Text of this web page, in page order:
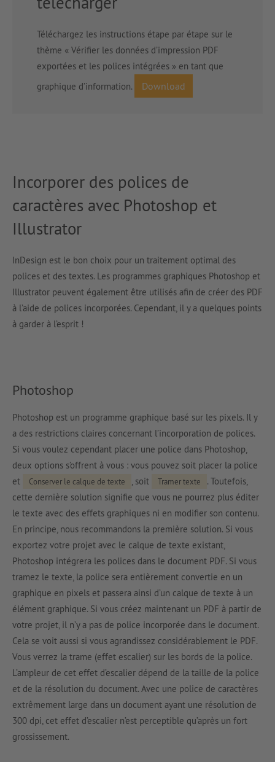
Téléchargez les instructions étape par étape sur le
thème « Vérifier les données d’impression PDF
exportées et les polices intégrées » en tant que
graphique d’information.
Download
Incorporer des polices de
caractères avec Photoshop et
Illustrator
InDesign est le bon choix pour un traitement optimal des
polices et des textes. Les programmes graphiques Photoshop et
Illustrator peuvent également être utilisés afin de créer des PDF
à l’aide de polices incorporées. Cependant, il y a quelques points
à garder à l’esprit !
Photoshop
Photoshop est un programme graphique basé sur les pixels. Il y
a des restrictions claires concernant l’incorporation de polices.
Si vous voulez cependant placer une police dans Photoshop,
deux options s’offrent à vous : vous pouvez soit placer la police
et
Conserver le calque de texte , soit Tramer texte
. Toutefois,
cette dernière solution signifie que vous ne pourrez plus éditer
le texte avec des effets graphiques ni en modifier son contenu.
En principe, nous recommandons la première solution. Si vous
exportez votre projet avec le calque de texte existant,
Photoshop intégrera les polices dans le document PDF. Si vous
tramez le texte, la police sera entièrement convertie en un
graphique en pixels et passera ainsi d’un calque de texte à un
élément graphique. Si vous créez maintenant un PDF à partir de
votre projet, il n’y a pas de police incorporée dans le document.
Cela se voit aussi si vous agrandissez considérablement le PDF.
Vous verrez la trame (effet escalier) sur les bords de la police.
L’ampleur de cet effet d’escalier dépend de la taille de la police
et de la résolution du document. Avec une police de caractères
extrêmement large dans un document ayant une résolution de
300 dpi, cet effet d’escalier n’est perceptible qu’après un fort
grossissement.